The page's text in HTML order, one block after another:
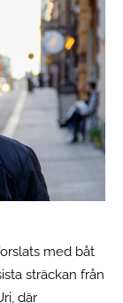
med båt
sträckan från
där